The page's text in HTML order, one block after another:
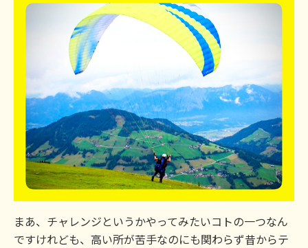
まあ、チャレンジというかやってみたいコトの一つなん
ですけれども、高い所が苦手なのにも関わらず昔からテ